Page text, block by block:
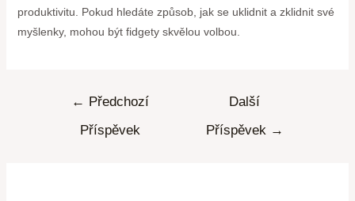
produktivitu. Pokud hledáte způsob, jak se uklidnit a zklidnit své
myšlenky, mohou být fidgety skvělou volbou.
← Předchozí
Příspěvek
Další
Příspěvek →